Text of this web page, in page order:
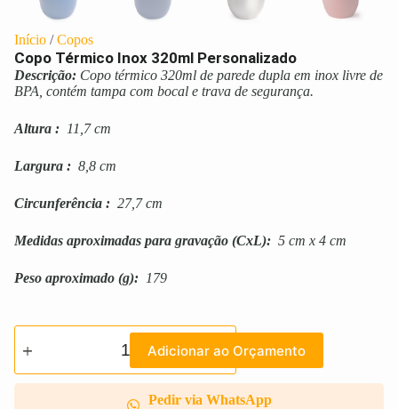
Início /Copos
Copo Térmico Inox 320ml Personalizado
Descrição: Copo térmico 320ml de parede dupla em inox livre de
BPA, contém tampa com bocal e trava de segurança.
Altura : 11,7 cm
Largura : 8,8 cm
Circunferência : 27,7 cm
Medidas aproximadas para gravação (CxL): 5 cm x 4 cm
Peso aproximado (g): 179
Adicionar ao Orçamento
Pedir via WhatsApp